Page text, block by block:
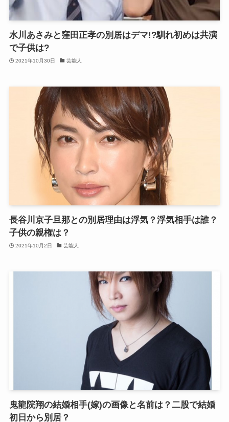
水川あさみと窪田正孝の別居はデマ!?馴れ初めは共演
で子供は?
2021年10月30日 芸能人
長谷川京子旦那との別居理由は浮気？浮気相手は誰？
子供の親権は？
2021年10月2日 芸能人
鬼龍院翔の結婚相手(嫁)の画像と名前は？二股で結婚
初日から別居？